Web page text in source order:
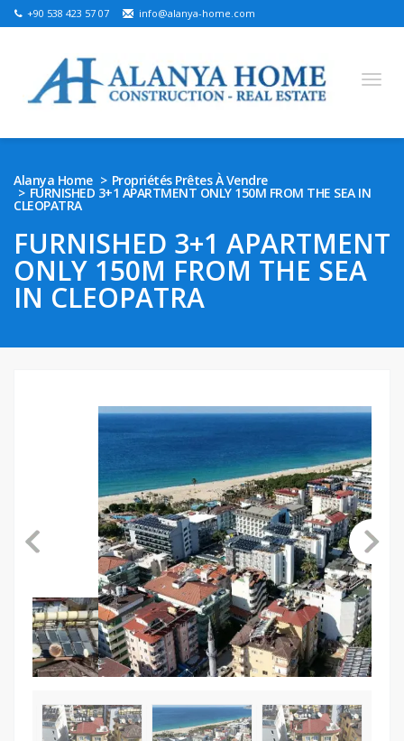
+90 538 423 57 07 info@alanya-home.com
Persian Bosnian French Kazakh
Ukrainian
PROJETS À VENDRE
PROPRIÉTÉS PRÊTES À VENDRE
Alanya Home Propriétés Prêtes À Vendre
FURNISHED 3+1 APARTMENT ONLY 150M FROM THE SEA IN
CLEOPATRA
FURNISHED 3+1 APARTMENT
ONLY 150M FROM THE SEA
IN CLEOPATRA